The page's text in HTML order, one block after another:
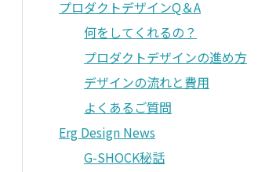
プロダクトデザインQ＆A
何をしてくれるの？
プロダクトデザインの進め方
デザインの流れと費用
よくあるご質問
Erg Design News
G-SHOCK秘話